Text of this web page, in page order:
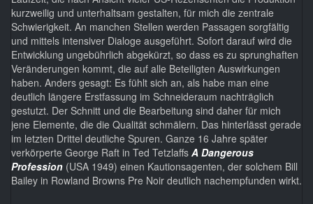
kurzweilig und unterhaltsam gestalten, für mich die zentrale
Schwierigkeit. An manchen Stellen werden Passagen sorgfältig
und mittels intensiver Dialoge ausgeführt. Sofort darauf wird die
Entwicklung ungebührlich abgekürzt, so dass es zu sprunghaften
Veränderungen kommt, die auf alle Beteiligten Auswirkungen
haben. Anders gesagt: Es fühlt sich an, als habe man eine
deutlich längere Erstfassung im Schneideraum nachträglich
gestutzt. Der Schnitt und die Bearbeitung sind daher für mich
jene Elemente, die die Qualität schmälern. Das hinterlässt gerade
im letzten Drittel deutliche Spuren. Ganze 16 Jahre später
verkörperte George Raft in Ted Tetzlaffs A Dangerous
Profession (USA 1949) einen Kautionsagenten, der solchem Bill
Bailey in Rowland Browns Pre Noir deutlich nachempfunden wirkt.